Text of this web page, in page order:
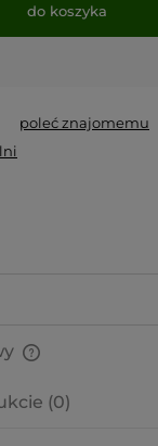
do koszyka
poleć znajomemu
(0)